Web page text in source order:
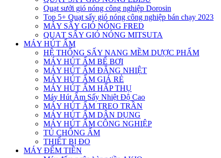
Quạt sưởi gió nóng công nghiệp Dorosin
Top 5+ Quạt sấy gió nóng công nghiệp bán chạy 2023
MÁY SẤY GIÓ NÓNG FRED
QUẠT SẤY GIÓ NÓNG MITSUTA
MÁY HÚT ẨM
HỆ THỐNG SẤY NANG MỀM DƯỢC PHẨM
MÁY HÚT ẨM BỂ BƠI
MÁY HÚT ẨM ĐẲNG NHIỆT
MÁY HÚT ẨM GIÁ RẺ
MÁY HÚT ẨM HẤP THỤ
Máy Hút Ẩm Sấy Nhiệt Độ Cao
MÁY HÚT ẨM TREO TRẦN
MÁY HÚT ẨM DÂN DỤNG
MÁY HÚT ẨM CÔNG NGHIỆP
TỦ CHỐNG ẨM
THIẾT BỊ ĐO
MÁY ĐẾM TIỀN